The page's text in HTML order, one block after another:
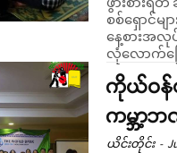
စစ်ရှောင်မ
နေ့စားအလု
ကိုယ်ဝန်
ကမ္ဘာ့
ယိင်းတိုင်း -